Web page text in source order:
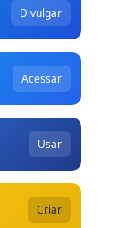
Divulgar
Acessar
Usar
Criar